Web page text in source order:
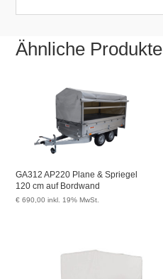
Ähnliche Produkte
GA312 AP220 Plane & Spriegel
120 cm auf Bordwand
€ 690,00 inkl. 19% MwSt.